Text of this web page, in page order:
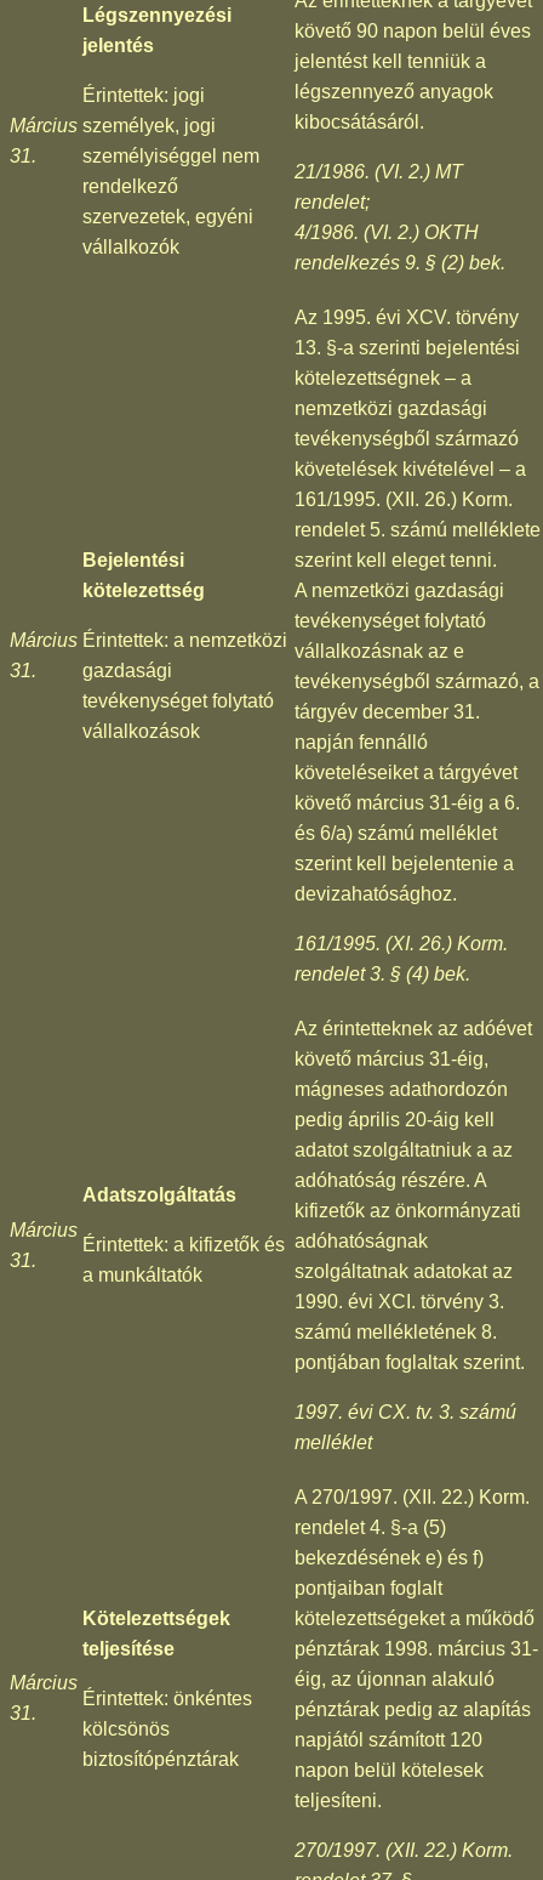
Március
31.
Légszennyezési
jelentés
Érintettek: jogi
személyek, jogi
személyiséggel nem
rendelkező
szervezetek, egyéni
vállalkozók
követő 90 napon belül éves
jelentést kell tenniük a
légszennyező anyagok
kibocsátásáról.
21/1986. (VI. 2.) MT
rendelet;
4/1986. (VI. 2.) OKTH
rendelkezés 9. § (2) bek.
Március
31.
Bejelentési
kötelezettség
Érintettek: a nemzetközi
gazdasági
tevékenységet folytató
vállalkozások
Az 1995. évi XCV. törvény
13. §-a szerinti bejelentési
kötelezettségnek – a
nemzetközi gazdasági
tevékenységből származó
követelések kivételével – a
161/1995. (XII. 26.) Korm.
rendelet 5. számú melléklete
szerint kell eleget tenni.
A nemzetközi gazdasági
tevékenységet folytató
vállalkozásnak az e
tevékenységből származó, a
tárgyév december 31.
napján fennálló
követeléseiket a tárgyévet
követő március 31-éig a 6.
és 6/a) számú melléklet
szerint kell bejelentenie a
devizahatósághoz.
161/1995. (XI. 26.) Korm.
rendelet 3. § (4) bek.
Március
31.
Adatszolgáltatás
Érintettek: a kifizetők és
a munkáltatók
Az érintetteknek az adóévet
követő március 31-éig,
mágneses adathordozón
pedig április 20-áig kell
adatot szolgáltatniuk a az
adóhatóság részére. A
kifizetők az önkormányzati
adóhatóságnak
szolgáltatnak adatokat az
1990. évi XCI. törvény 3.
számú mellékletének 8.
pontjában foglaltak szerint.
1997. évi CX. tv. 3. számú
melléklet
Március
31.
Kötelezettségek
teljesítése
Érintettek: önkéntes
kölcsönös
biztosítópénztárak
A 270/1997. (XII. 22.) Korm.
rendelet 4. §-a (5)
bekezdésének e) és f)
pontjaiban foglalt
kötelezettségeket a működő
pénztárak 1998. március 31-
éig, az újonnan alakuló
pénztárak pedig az alapítás
napjától számított 120
napon belül kötelesek
teljesíteni.
270/1997. (XII. 22.) Korm.